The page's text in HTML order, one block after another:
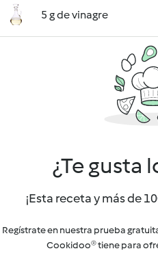
5 g de vinagre
¿Te gusta
¡Esta receta y más de
Regístrate en nuestra prueba
Cookidoo® tiene para